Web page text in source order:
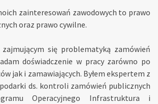
zainteresowań zawodowych to prawo
oraz prawo cywilne.
się problematyką zamówień
doświadczenie w pracy zarówno po
jak i zamawiających. Byłem ekspertem z
ds. kontroli zamówień publicznych
Operacyjnego Infrastruktura i